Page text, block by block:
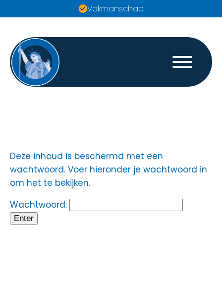
Vakmanschap
Deze inhoud is beschermd met een
wachtwoord. Voer hieronder je wachtwoord in
om het te bekijken.
Wachtwoord: